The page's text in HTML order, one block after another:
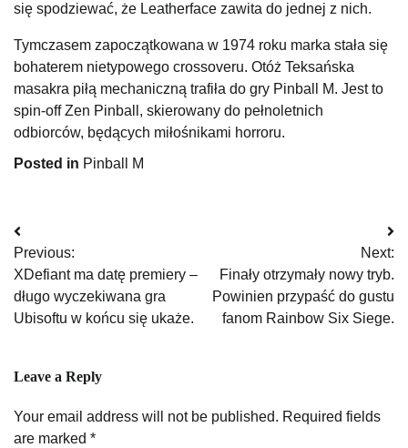
się spodziewać, że Leatherface zawita do jednej z nich.
Tymczasem zapoczątkowana w 1974 roku marka stała się
bohaterem nietypowego crossoveru. Otóż Teksańska
masakra piłą mechaniczną trafiła do gry Pinball M. Jest to
spin-off Zen Pinball, skierowany do pełnoletnich
odbiorców, będących miłośnikami horroru.
Posted in Pinball M
Post
navigation
Previous:
XDefiant ma datę premiery –
długo wyczekiwana gra
Ubisoftu w końcu się ukaże.
Next:
Finały otrzymały nowy tryb.
Powinien przypaść do gustu
fanom Rainbow Six Siege.
Leave a Reply
Your email address will not be published. Required fields
are marked *